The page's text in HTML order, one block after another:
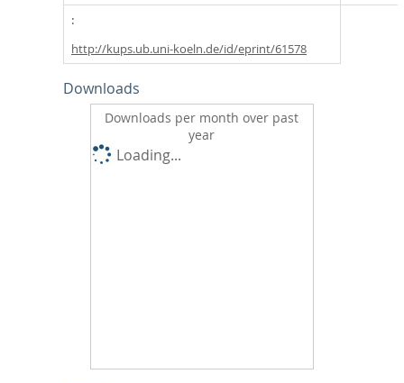
http://kups.ub.uni-koeln.de/id/eprint/61578
Downloads
Downloads per month over past
year
Loading...